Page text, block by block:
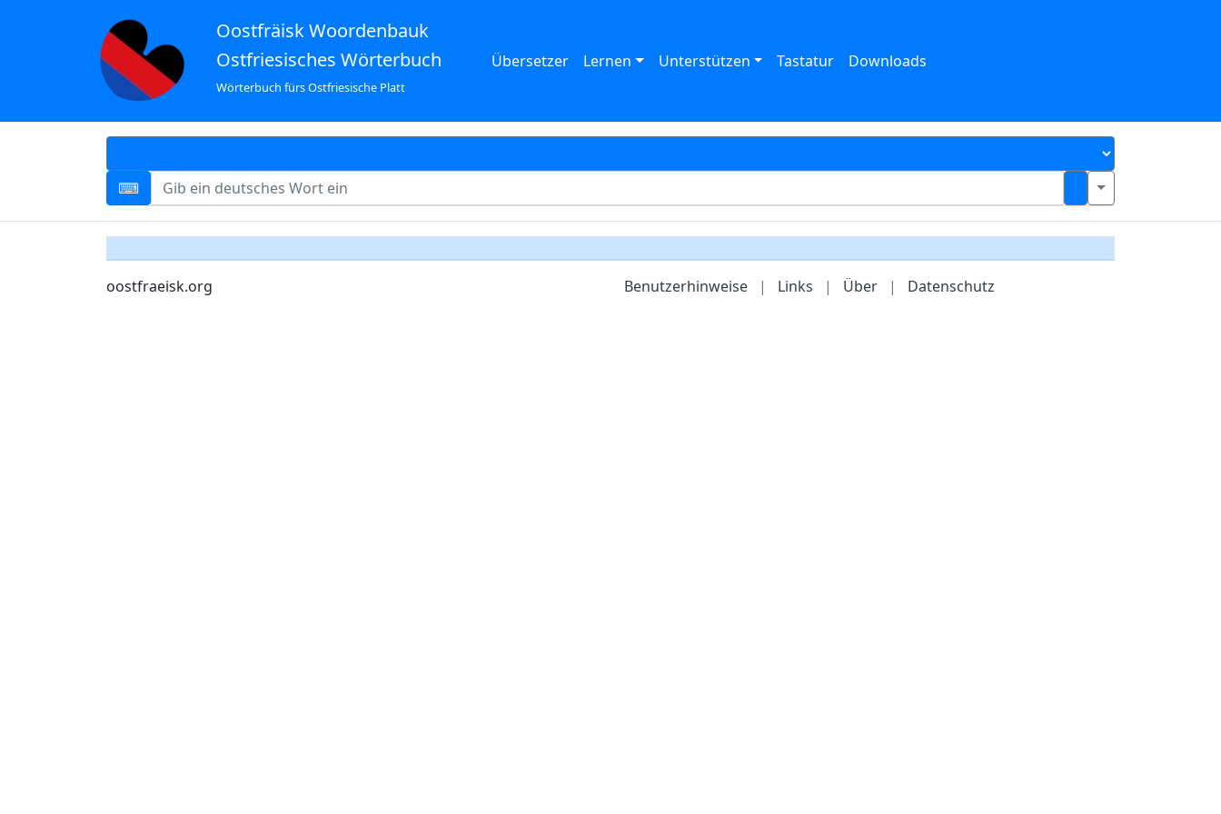
Oostfräisk Woordenbauk
Ostfriesisches Wörterbuch
Wörterbuch fürs Ostfriesische Platt
Übersetzer Lernen Unterstützen Tastatur Downloads
oostfraeisk.org Benutzerhinweise | Links | Über | Datenschutz